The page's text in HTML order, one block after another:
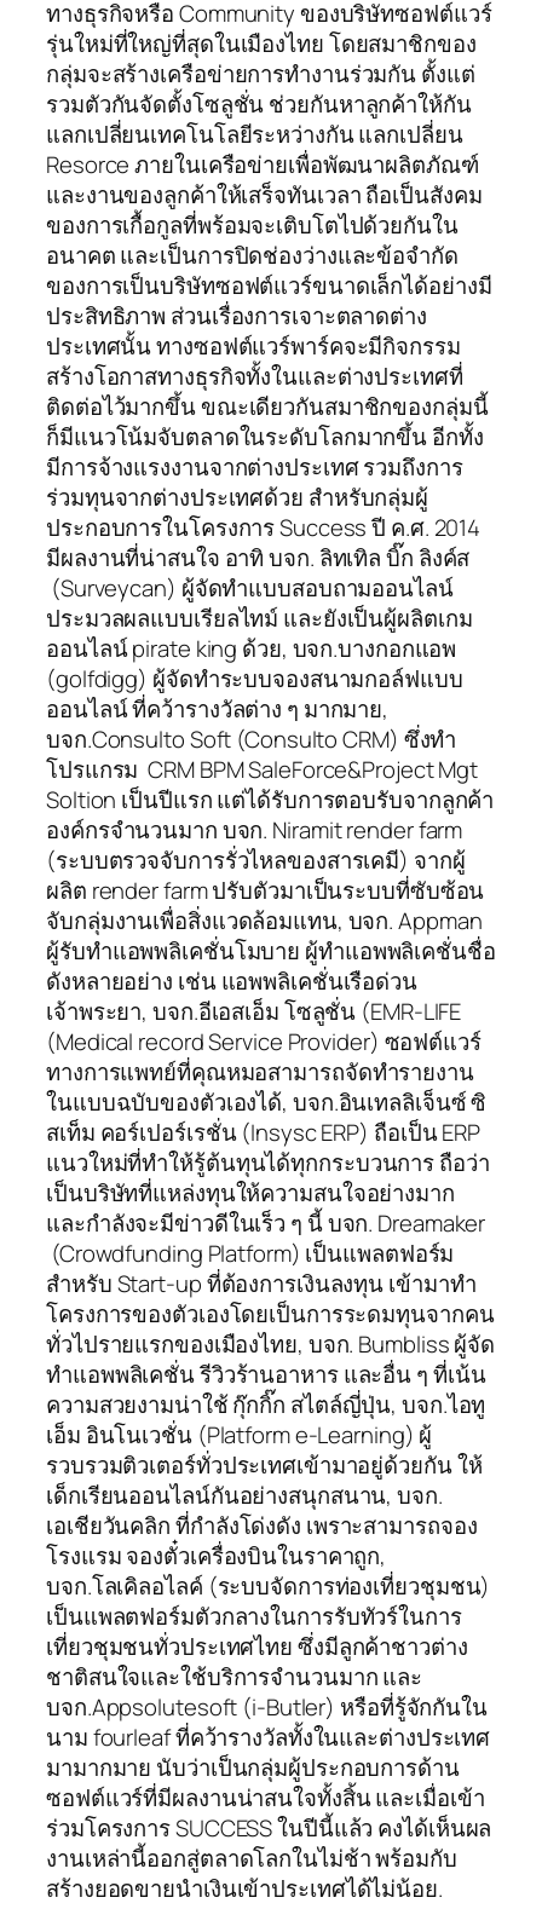
ทางธุรกิจหรือ Community ของบริษัทซอฟต์แวร์
รุ่นใหม่ที่ใหญ่ที่สุดในเมืองไทย โดยสมาชิกของ
กลุ่มจะสร้างเครือข่ายการทำงานร่วมกัน ตั้งแต่
รวมตัวกันจัดตั้งโซลูชั่น ช่วยกันหาลูกค้าให้กัน
แลกเปลี่ยนเทคโนโลยีระหว่างกัน แลกเปลี่ยน
Resorce ภายในเครือข่ายเพื่อพัฒนาผลิตภัณฑ์
และงานของลูกค้าให้เสร็จทันเวลา ถือเป็นสังคม
ของการเกื้อกูลที่พร้อมจะเติบโตไปด้วยกันใน
อนาคต และเป็นการปิดช่องว่างและข้อจำกัด
ของการเป็นบริษัทซอฟต์แวร์ขนาดเล็กได้อย่างมี
ประสิทธิภาพ ส่วนเรื่องการเจาะตลาดต่าง
ประเทศนั้น ทางซอฟต์แวร์พาร์คจะมีกิจกรรม
สร้างโอกาสทางธุรกิจทั้งในและต่างประเทศที่
ติดต่อไว้มากขึ้น ขณะเดียวกันสมาชิกของกลุ่มนี้
ก็มีแนวโน้มจับตลาดในระดับโลกมากขึ้น อีกทั้ง
มีการจ้างแรงงานจากต่างประเทศ รวมถึงการ
ร่วมทุนจากต่างประเทศด้วย สำหรับกลุ่มผู้
ประกอบการในโครงการ Success ปี ค.ศ. 2014
มีผลงานที่น่าสนใจ อาทิ บจก. ลิทเทิล บิ๊ก ลิงค์ส
(Surveycan) ผู้จัดทำแบบสอบถามออนไลน์
ประมวลผลแบบเรียลไทม์ และยังเป็นผู้ผลิตเกม
ออนไลน์ pirate king ด้วย, บจก.บางกอกแอพ
(golfdigg) ผู้จัดทำระบบจองสนามกอล์ฟแบบ
ออนไลน์ ที่คว้ารางวัลต่าง ๆ มากมาย,
บจก.Consulto Soft (Consulto CRM) ซึ่งทำ
โปรแกรม CRM BPM SaleForce&Project Mgt
Soltion เป็นปีแรก แต่ได้รับการตอบรับจากลูกค้า
องค์กรจำนวนมาก บจก. Niramit render farm
(ระบบตรวจจับการรั่วไหลของสารเคมี) จากผู้
ผลิต render farm ปรับตัวมาเป็นระบบที่ซับซ้อน
จับกลุ่มงานเพื่อสิ่งแวดล้อมแทน, บจก. Appman
ผู้รับทำแอพพลิเคชั่นโมบาย ผู้ทำแอพพลิเคชั่นชื่อ
ดังหลายอย่าง เช่น แอพพลิเคชั่นเรือด่วน
เจ้าพระยา, บจก.อีเอสเอ็ม โซลูชั่น (EMR-LIFE
(Medical record Service Provider) ซอฟต์แวร์
ทางการแพทย์ที่คุณหมอสามารถจัดทำรายงาน
ในแบบฉบับของตัวเองได้, บจก.อินเทลลิเจ็นซ์ ซิ
สเท็ม คอร์เปอร์เรชั่น (Insysc ERP) ถือเป็น ERP
แนวใหม่ที่ทำให้รู้ต้นทุนได้ทุกกระบวนการ ถือว่า
เป็นบริษัทที่แหล่งทุนให้ความสนใจอย่างมาก
และกำลังจะมีข่าวดีในเร็ว ๆ นี้ บจก. Dreamaker
(Crowdfunding Platform) เป็นแพลตฟอร์ม
สำหรับ Start-up ที่ต้องการเงินลงทุน เข้ามาทำ
โครงการของตัวเองโดยเป็นการระดมทุนจากคน
ทั่วไปรายแรกของเมืองไทย, บจก. Bumbliss ผู้จัด
ทำแอพพลิเคชั่น รีวิวร้านอาหาร และอื่น ๆ ที่เน้น
ความสวยงามน่าใช้ กุ๊กกิ๊ก สไตล์ญี่ปุ่น, บจก.ไอทู
เอ็ม อินโนเวชั่น (Platform e-Learning) ผู้
รวบรวมติวเตอร์ทั่วประเทศเข้ามาอยู่ด้วยกัน ให้
เด็กเรียนออนไลน์กันอย่างสนุกสนาน, บจก.
เอเชียวันคลิก ที่กำลังโด่งดัง เพราะสามารถจอง
โรงแรม จองตั๋วเครื่องบินในราคาถูก,
บจก.โลเคิลอไลค์ (ระบบจัดการท่องเที่ยวชุมชน)
เป็นแพลตฟอร์มตัวกลางในการรับทัวร์ในการ
เที่ยวชุมชนทั่วประเทศไทย ซึ่งมีลูกค้าชาวต่าง
ชาติสนใจและใช้บริการจำนวนมาก และ
บจก.Appsolutesoft (i-Butler) หรือที่รู้จักกันใน
นาม fourleaf ที่คว้ารางวัลทั้งในและต่างประเทศ
มามากมาย นับว่าเป็นกลุ่มผู้ประกอบการด้าน
ซอฟต์แวร์ที่มีผลงานน่าสนใจทั้งสิ้น และเมื่อเข้า
ร่วมโครงการ SUCCESS ในปีนี้แล้ว คงได้เห็นผล
งานเหล่านี้ออกสู่ตลาดโลกในไม่ช้า พร้อมกับ
สร้างยอดขายนำเงินเข้าประเทศได้ไม่น้อย.